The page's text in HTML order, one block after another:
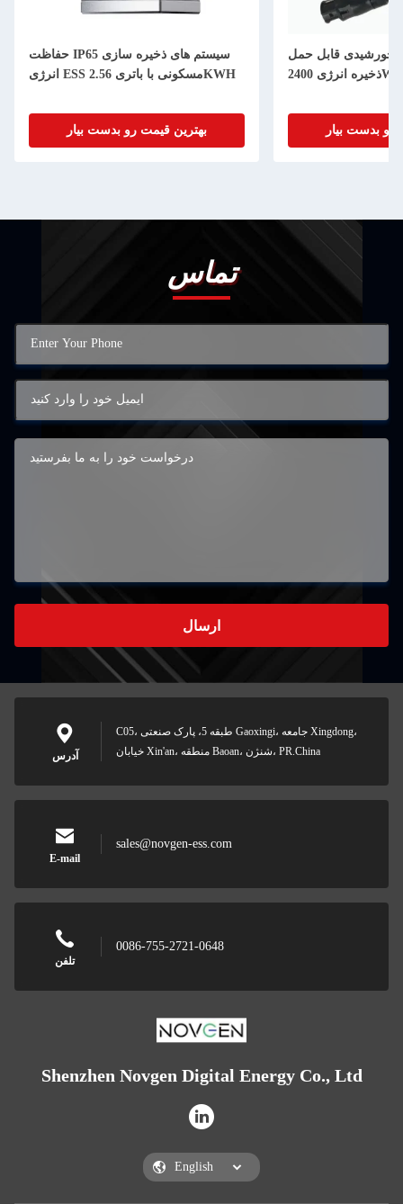
حفاظت IP65 سیستم های ذخیره سازی
انرژی ESS مسکونی با باتری 2.56KWH
بهترین قیمت رو بدست بیار
خورشیدی قابل حمل
رو بدست بیار
تماس
ارسال
آدرس
C05، طبقه 5، پارک صنعتی Gaoxingi، جامعه Xingdong،
خیابان Xin'an، منطقه Baoan، شنژن، PR.China
E-mail
sales@novgen-ess.com
تلفن
0086-755-2721-0648
Shenzhen Novgen Digital Energy Co., Ltd